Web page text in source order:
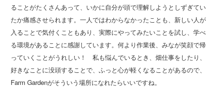
ることがたくさんあって、いかに自分が頭で理解しようとしずぎてい
たか痛感させられます。一人ではわからなかったことも、新しい人が
入ることで気付くこともあり、実際にやってみたいことを試し、学べ
る環境があることに感謝しています。何より作業後、みなが笑顔で帰
っていくことがうれしい！ 私も悩んでいるとき、畑仕事をしたり、
好きなことに没頭することで、ふっと心が軽くなることがあるので、
Farm Gardenがそういう場所になれたらいいですね。